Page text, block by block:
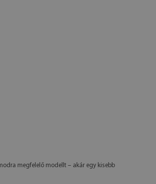
megfelelő modellt – akár egy kisebb